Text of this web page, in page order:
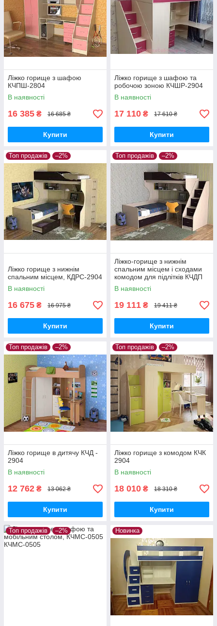
Ліжко горище з шафою
КЧПШ-2804
В наявності
16 385 ₴ 16 685 ₴
Купити
Ліжко горище з шафою та
робочою зоною КЧШР-2904
В наявності
17 110 ₴ 17 610 ₴
Купити
Топ продажів –2%
Ліжко горище з нижнім
спальним місцем, КДРС-2904
В наявності
16 675 ₴ 16 975 ₴
Купити
Топ продажів –2%
Ліжко-горище з нижнім
спальним місцем і сходами
комодом для підлітків КЧДП
-2904,
В наявності
19 111 ₴ 19 411 ₴
Купити
Топ продажів –2%
Ліжко горище в дитячу КЧД -
2904
В наявності
12 762 ₴ 13 062 ₴
Купити
Топ продажів –2%
Ліжко горище з комодом КЧК
2904
В наявності
18 010 ₴ 18 310 ₴
Купити
Топ продажів –2% Новинка